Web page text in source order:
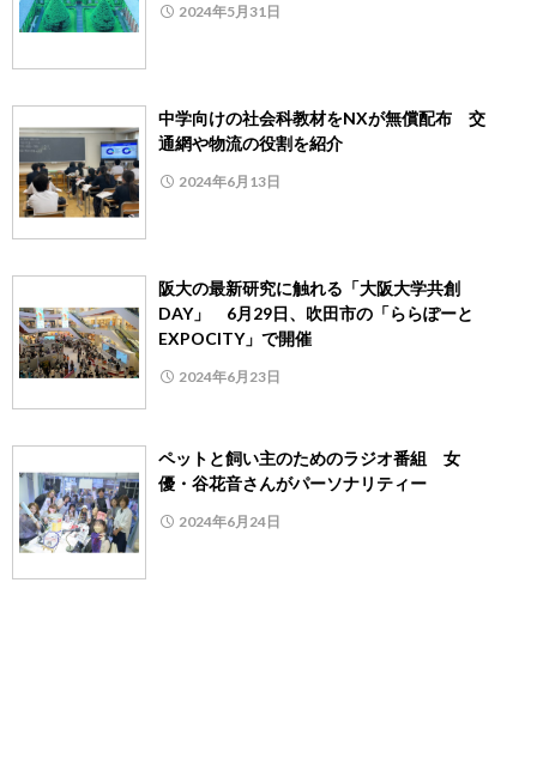
2024年5月31日
中学向けの社会科教材をNXが無償配布 交
通網や物流の役割を紹介
2024年6月13日
阪大の最新研究に触れる「大阪大学共創
DAY」 6月29日、吹田市の「ららぽーと
EXPOCITY」で開催
2024年6月23日
ペットと飼い主のためのラジオ番組 女
優・谷花音さんがパーソナリティー
2024年6月24日